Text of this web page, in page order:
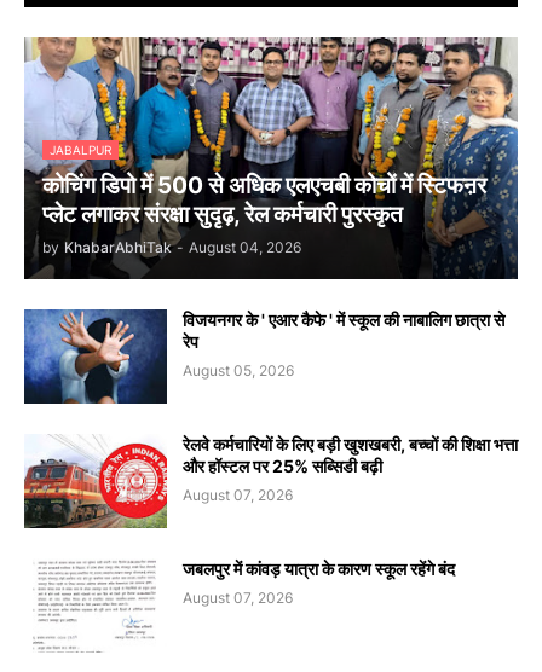
JABALPUR
कोचिंग डिपो में 500 से अधिक एलएचबी कोचों में स्टिफऩर
प्लेट लगाकर संरक्षा सुदृढ़, रेल कर्मचारी पुरस्कृत
by KhabarAbhiTak - August 04, 2026
विजयनगर के ' एआर कैफे ' में स्कूल की नाबालिग छात्रा से
रेप
August 05, 2026
रेलवे कर्मचारियों के लिए बड़ी खुशखबरी, बच्चों की शिक्षा भत्ता
और हॉस्टल पर 25% सब्सिडी बढ़ी
August 07, 2026
जबलपुर में कांवड़ यात्रा के कारण स्कूल रहेंगे बंद
August 07, 2026